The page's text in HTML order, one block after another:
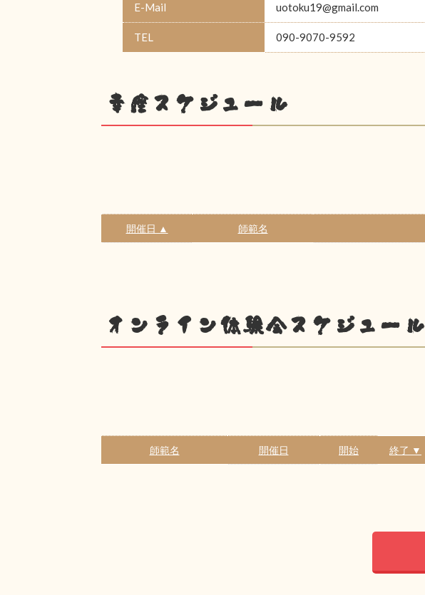
E-Mail uotoku19@gmail.com
TEL 090-9070-9592
幸座スケジュール
開催日 ▲ 師範名
オンライン体験会スケジュール
師範名 開催日 開始 終了 ▼